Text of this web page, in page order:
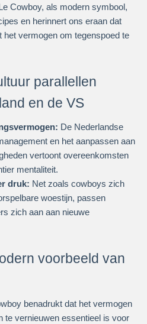
Cowboy, als modern symbool,
en herinnert ons eraan dat
vermogen om tegenspoed te
parallellen
en de VS
De Nederlandse
en het aanpassen aan
vertoont overeenkomsten
mentaliteit.
druk: Net zoals cowboys zich
woestijn, passen
zich aan aan nieuwe
voorbeeld van
benadrukt dat het vermogen
te vernieuwen essentieel is voor